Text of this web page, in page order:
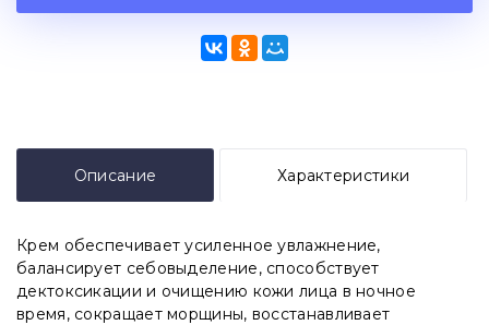
Описание Характеристики
Крем обеспечивает усиленное увлажнение,
балансирует себовыделение, способствует
дектоксикации и очищению кожи лица в ночное
время, сокращает морщины, восстанавливает